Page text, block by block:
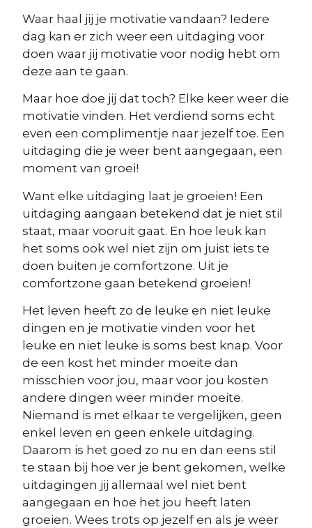
Waar haal jij je motivatie vandaan? Iedere
dag kan er zich weer een uitdaging voor
doen waar jij motivatie voor nodig hebt om
deze aan te gaan.
Maar hoe doe jij dat toch? Elke keer weer die
motivatie vinden. Het verdiend soms echt
even een complimentje naar jezelf toe. Een
uitdaging die je weer bent aangegaan, een
moment van groei!
Want elke uitdaging laat je groeien! Een
uitdaging aangaan betekend dat je niet stil
staat, maar vooruit gaat. En hoe leuk kan
het soms ook wel niet zijn om juist iets te
doen buiten je comfortzone. Uit je
comfortzone gaan betekend groeien!
Het leven heeft zo de leuke en niet leuke
dingen en je motivatie vinden voor het
leuke en niet leuke is soms best knap. Voor
de een kost het minder moeite dan
misschien voor jou, maar voor jou kosten
andere dingen weer minder moeite.
Niemand is met elkaar te vergelijken, geen
enkel leven en geen enkele uitdaging.
Daarom is het goed zo nu en dan eens stil
te staan bij hoe ver je bent gekomen, welke
uitdagingen jij allemaal wel niet bent
aangegaan en hoe het jou heeft laten
groeien. Wees trots op jezelf en als je weer